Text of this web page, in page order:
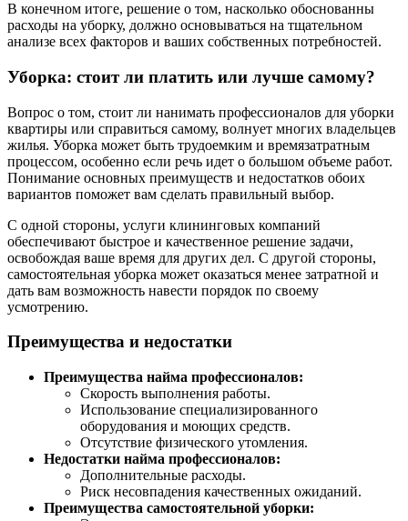
В конечном итоге, решение о том, насколько обоснованны
расходы на уборку, должно основываться на тщательном
анализе всех факторов и ваших собственных потребностей.
Уборка: стоит ли платить или лучше самому?
Вопрос о том, стоит ли нанимать профессионалов для уборки
квартиры или справиться самому, волнует многих владельцев
жилья. Уборка может быть трудоемким и времязатратным
процессом, особенно если речь идет о большом объеме работ.
Понимание основных преимуществ и недостатков обоих
вариантов поможет вам сделать правильный выбор.
С одной стороны, услуги клининговых компаний
обеспечивают быстрое и качественное решение задачи,
освобождая ваше время для других дел. С другой стороны,
самостоятельная уборка может оказаться менее затратной и
дать вам возможность навести порядок по своему
усмотрению.
Преимущества и недостатки
Преимущества найма профессионалов:
Скорость выполнения работы.
Использование специализированного
оборудования и моющих средств.
Отсутствие физического утомления.
Недостатки найма профессионалов:
Дополнительные расходы.
Риск несовпадения качественных ожиданий.
Преимущества самостоятельной уборки: